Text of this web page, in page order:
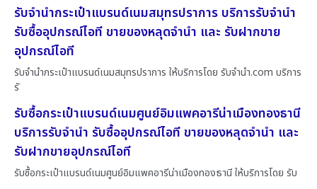
รับจำนำกระเป๋าแบรนด์เนมสมุทรปราการ บริการรับจำนำ
รับซื้ออุปกรณ์ไอที ขายของหลุดจำนำ และ รับฝากขาย
อุปกรณ์ไอที
รับจำนำกระเป๋าแบรนด์เนมสมุทรปราการ ให้บริการโดย รับจํานํา.com บริการ
รั
รับซื้อกระเป๋าแบรนด์เนมศูนย์อิมแพคอารีน่าเมืองทองธานี
บริการรับจำนำ รับซื้ออุปกรณ์ไอที ขายของหลุดจำนำ และ
รับฝากขายอุปกรณ์ไอที
รับซื้อกระเป๋าแบรนด์เนมศูนย์อิมแพคอารีน่าเมืองทองธานี ให้บริการโดย รับ